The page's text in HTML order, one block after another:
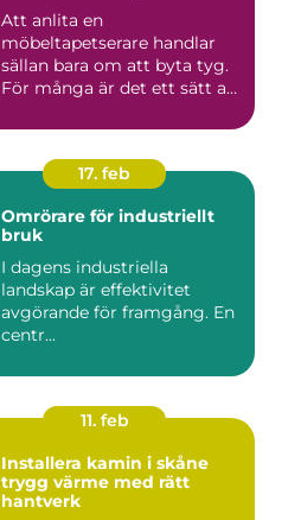
Att anlita en
möbeltapetserare handlar
sällan bara om att byta tyg.
För många är det ett sätt att
17. feb
Omrörare för industriellt
bruk
I dagens industriella
landskap är effektivitet
avgörande för framgång. En
centr...
11. feb
Installera kamin i skåne
trygg värme med rätt
hantverk